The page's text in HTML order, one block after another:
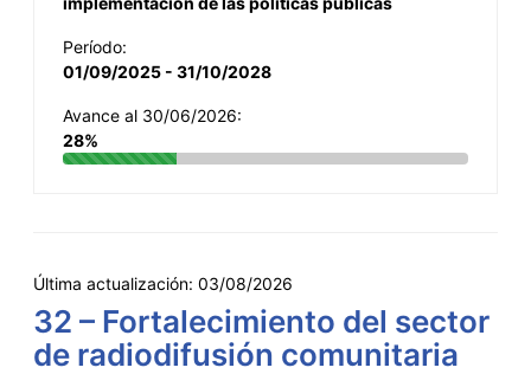
Período:
01/09/2025 - 31/10/2028
Avance al 30/06/2026:
28%
Última actualización: 03/08/2026
32 – Fortalecimiento del sector
de radiodifusión comunitaria